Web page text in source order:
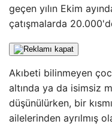
geçen yılın Ekim
çatışmalarda
Akıbeti bilinmeyen
altında ya da isimsiz
düşünülürken, bir
ailelerinden ayrılmış